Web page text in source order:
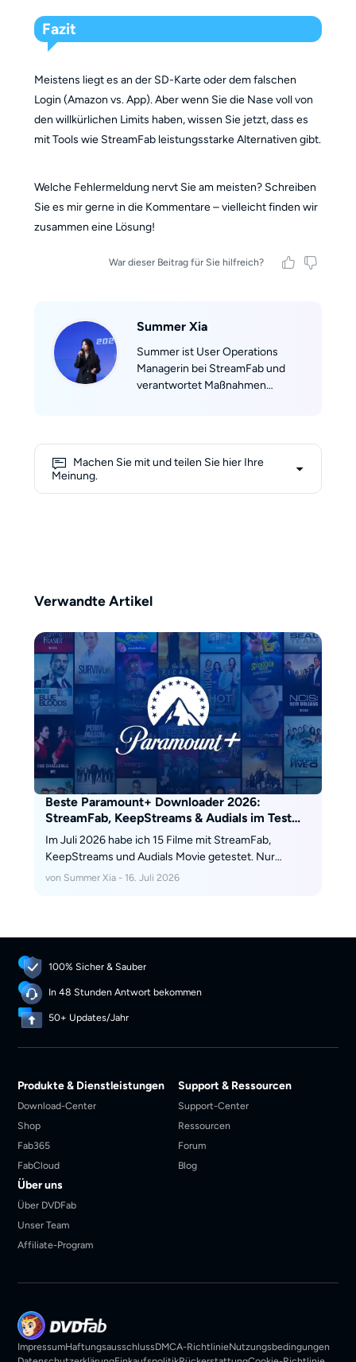
Fazit
Meistens liegt es an der SD-Karte oder dem falschen
Login (Amazon vs. App). Aber wenn Sie die Nase voll von
den willkürlichen Limits haben, wissen Sie jetzt, dass es
mit Tools wie StreamFab leistungsstarke Alternativen gibt.
Welche Fehlermeldung nervt Sie am meisten? Schreiben
Sie es mir gerne in die Kommentare – vielleicht finden wir
zusammen eine Lösung!
War dieser Beitrag für Sie hilfreich?
Summer Xia
Summer ist User Operations
Managerin bei StreamFab und
verantwortet Maßnahmen
Kombination aus analytischer
Machen Sie mit und teilen Sie hier Ihre
Meinung.
Verwandte Artikel
Beste Paramount+ Downloader 2026:
StreamFab, KeepStreams & Audials im Test
[15-Filme-Vergleich]
Im Juli 2026 habe ich 15 Filme mit StreamFab,
KeepStreams und Audials Movie getestet. Nur
StreamFab liefert 1080p mit EAC3 5.1 und Amazon
von Summer Xia - 16. Juli 2026
100% Sicher & Sauber
In 48 Stunden Antwort bekommen
50+ Updates/Jahr
Produkte & Dienstleistungen
Download-Center
Shop
Fab365
FabCloud
Support & Ressourcen
Support-Center
Ressourcen
Forum
Blog
Über uns
Über DVDFab
Unser Team
Affiliate-Program
ImpressumHaftungsausschlussDMCA-RichtlinieNutzungsbedingungen